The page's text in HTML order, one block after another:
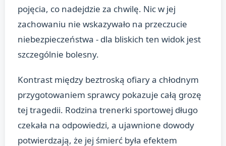
pojęcia, co nadejdzie za chwilę. Nic w jej
zachowaniu nie wskazywało na przeczucie
niebezpieczeństwa - dla bliskich ten widok jest
szczególnie bolesny.
Kontrast między beztroską ofiary a chłodnym
przygotowaniem sprawcy pokazuje całą grozę
tej tragedii. Rodzina trenerki sportowej długo
czekała na odpowiedzi, a ujawnione dowody
potwierdzają, że jej śmierć była efektem